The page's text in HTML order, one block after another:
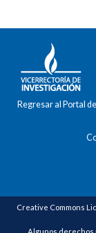
Regresar al Portal
Creative Commons